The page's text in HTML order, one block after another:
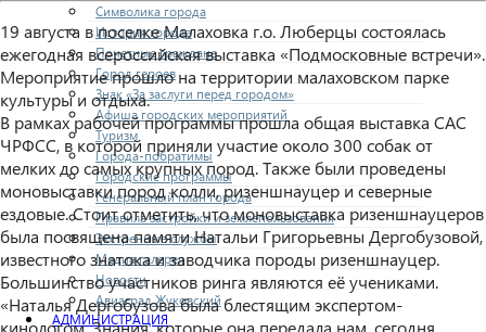
Символика города
История города
Почетные граждане
Город героев
Знак «За заслуги перед городом»
Афиша городских мероприятий
Туризм
Города-побратимы
Городские программы
Генеральный план города
Правила застройки и землепользования
Экстренные службы
Медиа галерея
Новости
Авиаград Жуковский
АДМИНИСТРАЦИЯ
19 августа в поселке Малаховка г.о. Люберцы состоялась
ежегодная всероссийская выставка «Подмосковные встречи».
Мероприятие прошло на территории малаховском парке
культуры и отдыха.
В рамках рабочей программы прошла общая выставка САС
ЧРФСС, в которой приняли участие около 300 собак от
мелких до самых крупных пород. Также были проведены
моновыставки пород колли, ризеншнауцер и северные
ездовые. Стоит отметить, что моновыставка ризеншнауцеров
была посвящена памяти Натальи Григорьевны Дергобузовой,
известного знатока и заводчика породы ризеншнауцер.
Большинство участников ринга являются её учениками.
«Наталья Дергобузова была блестящим экспертом-